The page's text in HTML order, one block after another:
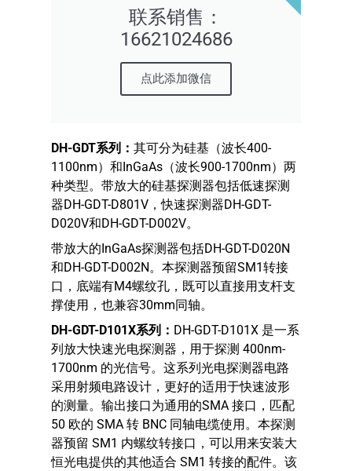
联系销售：
16621024686
点此添加微信
DH-GDT系列： 其可分为硅基（波长400-
1100nm）和InGaAs（波长900-1700nm）两
种类型。带放大的硅基探测器包括低速探测
器DH-GDT-D801V，快速探测器DH-GDT-
D020V和DH-GDT-D002V。
带放大的InGaAs探测器包括DH-GDT-D020N
和DH-GDT-D002N。本探测器预留SM1转接
口，底端有M4螺纹孔，既可以直接用支杆支
撑使用，也兼容30mm同轴。
DH-GDT-D101X系列： DH-GDT-D101X 是一系
列放大快速光电探测器，用于探测 400nm-
1700nm 的光信号。这系列光电探测器电路
采用射频电路设计，更好的适用于快速波形
的测量。输出接口为通用的SMA 接口，匹配
50 欧的 SMA 转 BNC 同轴电缆使用。本探测
器预留 SM1 内螺纹转接口，可以用来安装大
恒光电提供的其他适合 SM1 转接的配件。该